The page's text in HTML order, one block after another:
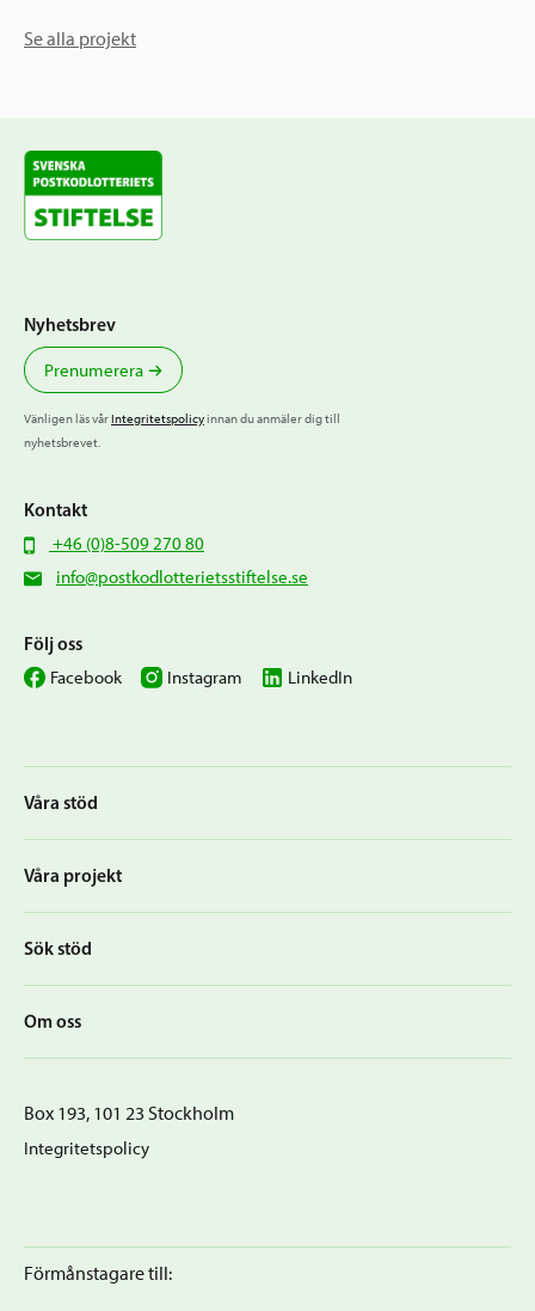
Se alla projekt
Våra stöd
Våra projekt
Sök stöd
Om oss
Nyhetsbrev
Prenumerera
Vänligen läs vårIntegritetspolicyinnan du anmäler dig till
nyhetsbrevet.
Kontakt
+46 (0)8-509 270 80
info@postkodlotterietsstiftelse.se
Följ oss
Facebook Instagram LinkedIn
Förmånstagare till:
Box 193, 101 23 Stockholm
Integritetspolicy